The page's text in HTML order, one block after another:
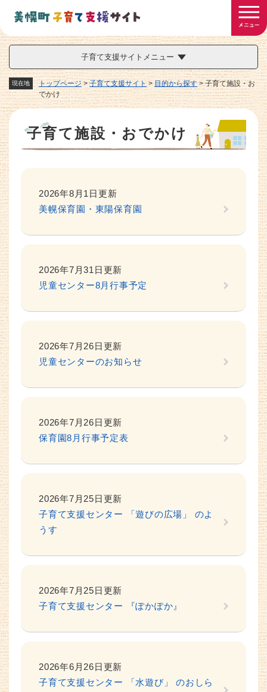
ジ
の
先
頭
で
す
。
現在地 トップページ >子育て支援サイト >目的から探す>子育て施設・お
でかけ
子育て支援サイトメニュー
本
子育て施設・おでかけ
2026年8月1日更新
美幌保育園・東陽保育園
2026年7月31日更新
児童センター8月行事予定
2026年7月26日更新
児童センターのお知らせ
2026年7月26日更新
保育園8月行事予定表
2026年7月25日更新
子育て支援センター 「遊びの広場」 のよ
うす
2026年7月25日更新
子育て支援センター 『ぽかぽか』
2026年6月26日更新
子育て支援センター 「水遊び」 のおしら